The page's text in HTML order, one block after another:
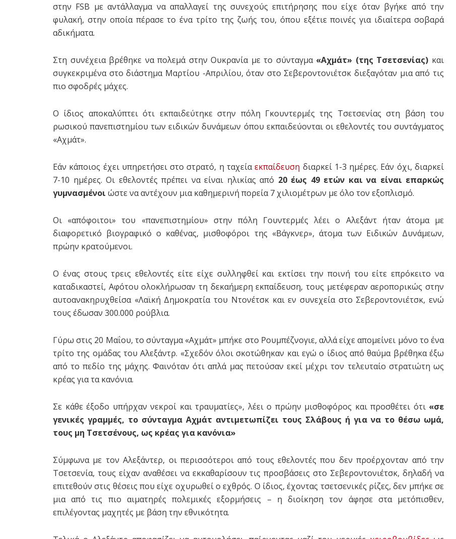
στην FSB με αντάλλαγμα να απαλλαγεί της συνεχούς επιτήρησης που είχε όταν βγήκε από την
φυλακή, στην οποία πέρασε το ένα τρίτο της ζωής του, όπου εξέτιε ποινές για ιδιαίτερα σοβαρά
αδικήματα.
Στη συνέχεια βρέθηκε να πολεμά στην Ουκρανία με το σύνταγμα «Αχμάτ» (της Τσετσενίας) και
συγκεκριμένα στο διάστημα Μαρτίου -Απριλίου, όταν στο Σεβεροντονιέτσκ διεξαγόταν μια από τις
πιο σφοδρές μάχες.
Ο ίδιος αποκαλύπτει ότι εκπαιδεύτηκε στην πόλη Γκουντερμές της Τσετσενίας στη βάση του
ρωσικού πανεπιστημίου των ειδικών δυνάμεων όπου εκπαιδεύονται οι εθελοντές του συντάγματος
«Αχμάτ».
Εάν κάποιος έχει υπηρετήσει στο στρατό, η ταχείαεκπαίδευση διαρκεί 1-3 ημέρες. Εάν όχι, διαρκεί
7-10 ημέρες. Οι εθελοντές πρέπει να είναι ηλικίας από 20 έως 49 ετών και να είναι επαρκώς
γυμνασμένοι ώστε να αντέχουν μια καθημερινή πορεία 7 χιλιομέτρων με όλο τον εξοπλισμό.
Οι «απόφοιτοι» του «πανεπιστημίου» στην πόλη Γουντερμές λέει ο Αλεξάντ ήταν άτομα με
διαφορετικό βιογραφικό ο καθένας, μισθοφόροι της «Βάγκνερ», άτομα των Ειδικών Δυνάμεων,
πρώην κρατούμενοι.
Ο ένας στους τρεις εθελοντές είτε είχε συλληφθεί και εκτίσει την ποινή του είτε επρόκειτο να
καταδικαστεί, Αφότου ολοκλήρωσαν τη δεκαήμερη εκπαίδευση, τους μετέφεραν αεροπορικώς στην
αυτοανακηρυχθείσα «Λαϊκή Δημοκρατία του Ντονέτσκ και εν συνεχεία στο Σεβεροντονιέτσκ, ενώ
τους έδωσαν 300.000 ρούβλια.
Γύρω στις 20 Μαΐου, το σύνταγμα «Αχμάτ» μπήκε στο Ρουμπέζνογιε, αλλά είχε απομείνει μόνο το ένα
τρίτο της ομάδας του Αλεξάντρ. «Σχεδόν όλοι σκοτώθηκαν και εγώ ο ίδιος από θαύμα βρέθηκα έξω
από το πεδίο της μάχης. Φαινόταν ότι απλά μας πετούσαν εκεί μέχρι τον τελευταίο στρατιώτη ως
κρέας για τα κανόνια.
Σε κάθε έξοδο υπήρχαν νεκροί και τραυματίες», λέει ο πρώην μισθοφόρος και προσθέτει ότι «σε
γενικές γραμμές, το σύνταγμα Αχμάτ αντιμετωπίζει τους Σλάβους ή για να το θέσω ωμά,
τους μη Τσετσένους, ως κρέας για κανόνια»
Σύμφωνα με τον Αλεξάντερ, οι περισσότεροι από τους εθελοντές που δεν προέρχονταν από την
Τσετσενία, τους είχαν αναθέσει να εκκαθαρίσουν τις προσβάσεις στο Σεβεροντονιέτσκ, δηλαδή να
επιτεθούν στις θέσεις που είχε οχυρωθεί ο εχθρός. Ο ίδιος, έχοντας τσετσενικές ρίζες, δεν μπήκε σε
μια από τις πιο αιματηρές πολεμικές εξορμήσεις – η διοίκηση τον άφησε στα μετόπισθεν,
επιλέγοντας μαχητές με βάση την εθνικότητα.